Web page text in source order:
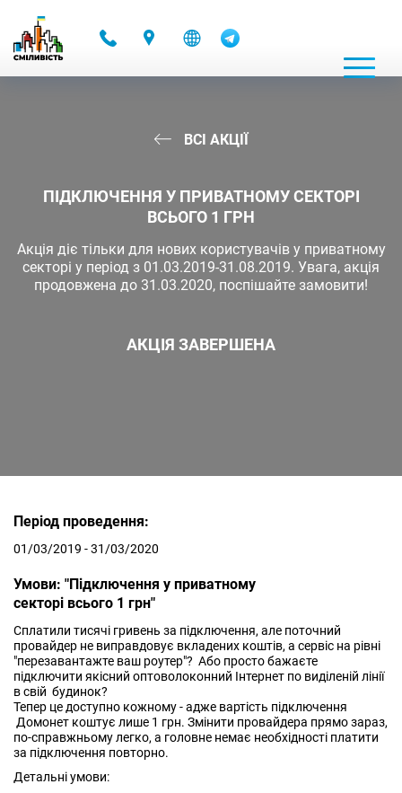
ВСІ АКЦІЇ
ПІДКЛЮЧЕННЯ У ПРИВАТНОМУ СЕКТОРІ
ВСЬОГО 1 ГРН
Акція діє тільки для нових користувачів у приватному
секторі у період з 01.03.2019-31.08.2019. Увага, акція
продовжена до 31.03.2020, поспішайте замовити!
АКЦІЯ ЗАВЕРШЕНА
Період проведення:
01/03/2019 - 31/03/2020
Умови: "Підключення у приватному
секторі всього 1 грн"
Сплатили тисячі гривень за підключення, але поточний
провайдер не виправдовує вкладених коштів, а сервіс на рівні
"перезавантажте ваш роутер"? Або просто бажаєте
підключити якісний оптоволоконний Інтернет по виділеній лінії
в свій будинок?
Тепер це доступно кожному - адже вартість підключення
Домонет коштує лише 1 грн. Змінити провайдера прямо зараз,
по-справжньому легко, а головне немає необхідності платити
за підключення повторно.
Детальні умови: